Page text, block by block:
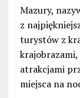
Mazury,
z
turystów z
atrakcjami
miejsca na